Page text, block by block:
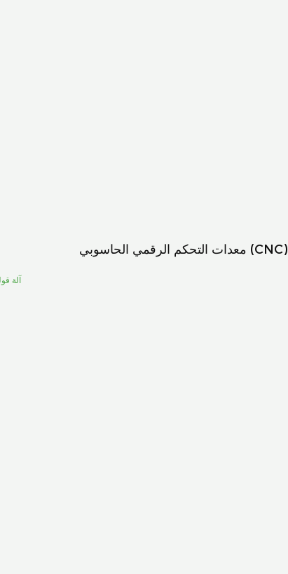
معدات التحكم الرقمي الحاسوبي (CNC)